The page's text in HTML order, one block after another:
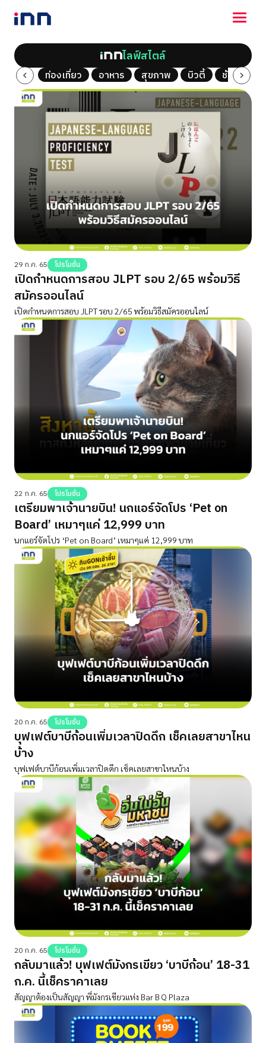
NEWS
ENTERTAINMENT
LIFESTYLE
HOROSCOPE
LOTTERY
ร่วมด้วยช่วยกัน
ไลฟ์สไตล์
Vlog ท่องเที่ยว อาหาร สุขภาพ บิวตี้ ช้อปปิ้ง
29 ก.ค. 65 โปรโมชั่น
เปิดกำหนดการสอบ JLPT รอบ 2/65 พร้อมวิธี
สมัครออนไลน์
เปิดกำหนดการสอบ JLPT รอบ 2/65 พร้อมวิธีสมัครออนไลน์
22 ก.ค. 65 โปรโมชั่น
เตรียมพาเจ้านายบิน! นกแอร์จัดโปร ‘Pet on
Board’ เหมาๆแค่ 12,999 บาท
นกแอร์จัดโปร ‘Pet on Board’ เหมาๆแค่ 12,999 บาท
20 ก.ค. 65 โปรโมชั่น
บุฟเฟต์บาบีก้อนเพิ่มเวลาปิดดึก เช็คเลยสาขาไหน
บ้าง
บุฟเฟต์บาบีก้อนเพิ่มเวลาปิดดึก เช็คเลยสาขาไหนบ้าง
20 ก.ค. 65 โปรโมชั่น
กลับมาแล้ว! บุฟเฟต์มังกรเขียว ‘บาบีก้อน’ 18-31
ก.ค. นี้เช็คราคาเลย
สัญญาต้องเป็นสัญญา พี่มังกรเขียวแห่ง Bar B Q Plaza